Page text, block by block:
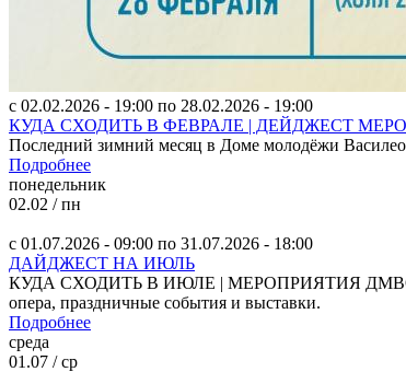
с 02.02.2026 - 19:00 по 28.02.2026 - 19:00
КУДА СХОДИТЬ В ФЕВРАЛЕ | ДЕЙДЖЕСТ
Последний зимний месяц в Доме молодёжи
Подробнее
понедельник
02.02 / пн
с 01.07.2026 - 09:00 по 31.07.2026 - 18:00
ДАЙДЖЕСТ НА ИЮЛЬ
КУДА СХОДИТЬ В ИЮЛЕ | МЕРОПРИЯТИЯ ДМВО Дом
опера, праздничные события и выставки.
Подробнее
среда
01.07 / ср